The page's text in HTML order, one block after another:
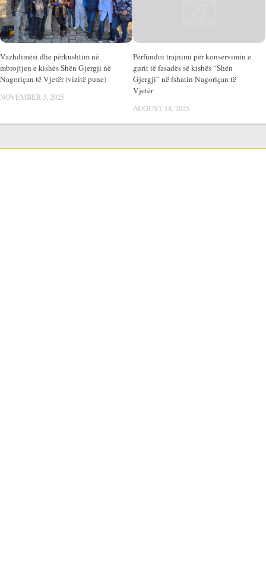
Vazhdimësi dhe përkushtim në
mbrojtjen e kishës Shën Gjergji në
Nagoriçan të Vjetër (vizitë pune)
NOVEMBER 3, 2025
Përfundoi trajnimi për konservimin e
gurit të fasadës së kishës “Shën
Gjergji” në fshatin Nagoriçan të
Vjetër
AUGUST 18, 2025